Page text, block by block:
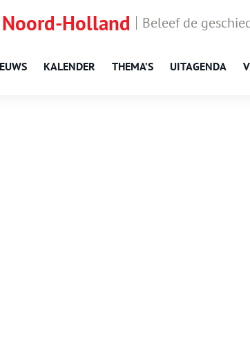
Holland Beleef de
KALENDER THEMA’S UITAGENDA